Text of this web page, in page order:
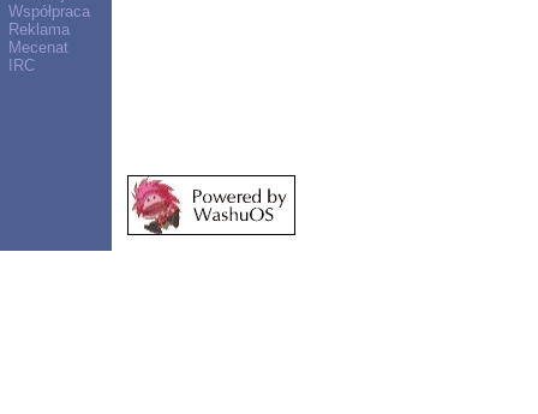
Współpraca
Reklama
Mecenat
IRC